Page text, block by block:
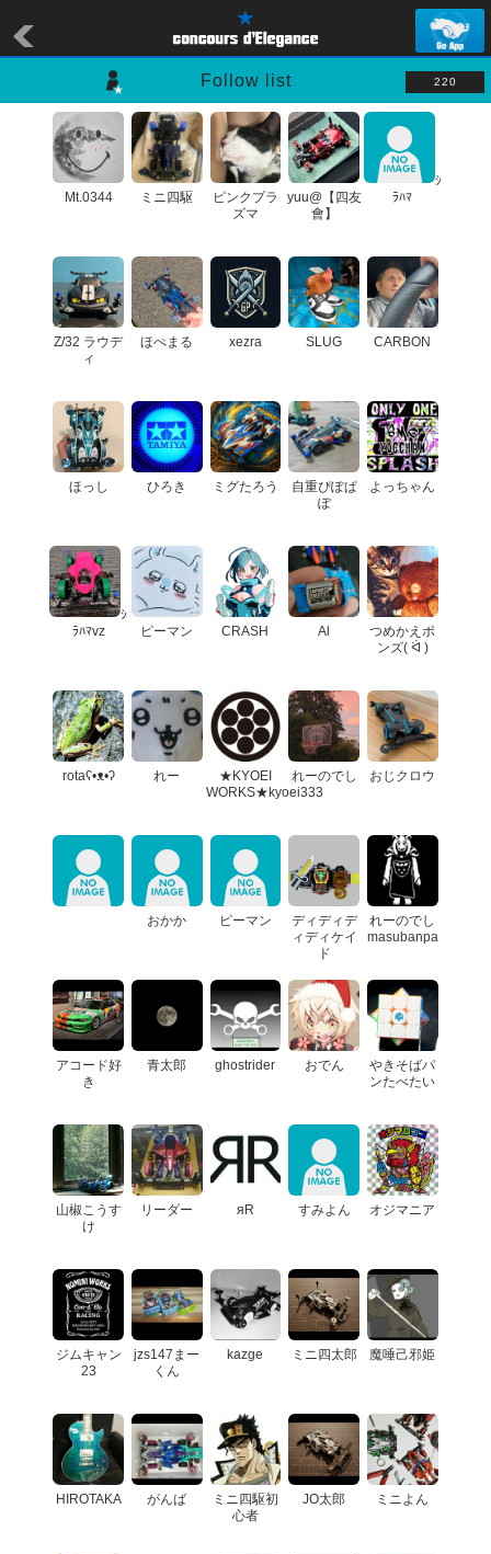
Follow list 220
Mt.0344 ミニ四駆
ピンクプラ
ズマ
yuu@【四友
會】
ｼ
ﾗﾊﾏ
Z/32 ラウデ
ィ
ほぺまる xezra SLUG CARBON
ほっし ひろき ミグたろう
自重ぴぽぱ
ぽ
よっちゃん
ｼ
ﾗﾊﾏvz
ピーマン CRASH Al
つめかえポ
ンズ( ᐛ )
rotaʕ•ᴥ•ʔ れー
★KYOEI
WORKS★kyoei333
れーのでし おじクロウ
おかか ピーマン
ディディデ
ィディケイ
ド
れーのでし
masubanpa
アコード好
き
青太郎 ghostrider おでん
やきそばパ
ンたべたい
山椒こうす
け
リーダー яR すみよん オジマニア
ジムキャン
23
jzs147まー
くん
kazge ミニ四太郎 魔唾己邪姫
HIROTAKA がんば
ミニ四駆初
心者
JO太郎 ミニよん